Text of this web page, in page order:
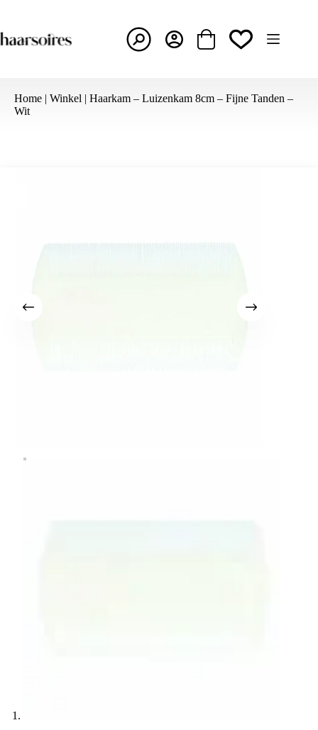
de
inhoud
Winkelwagen
Home | Winkel | Haarkam – Luizenkam 8cm – Fijne Tanden –
Wit